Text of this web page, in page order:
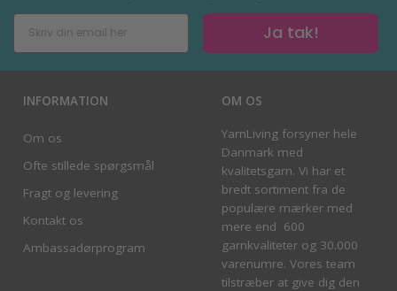
Ja tak!
INFORMATION
Om os
Ofte stillede spørgsmål
Fragt og levering
Kontakt os
Ambassadørprogram
OM OS
YarnLiving forsyner hele
Danmark med
kvalitetsgarn. Vi har et
bredt sortiment fra de
populære mærker med
mere end 600
garnkvaliteter og 30.000
varenumre. Vores team
tilstræber at give dig den